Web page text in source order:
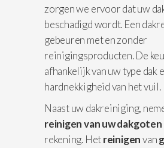
zorgen we ervoor dat uw
beschadigd wordt. Een
gebeuren met en zonder
reinigingsproducten. De
afhankelijk van uw type dak
hardnekkigheid van het vuil.
Naast uw dakreiniging,
reinigen van uw dakgoten
rekening. Hetreinigenvan